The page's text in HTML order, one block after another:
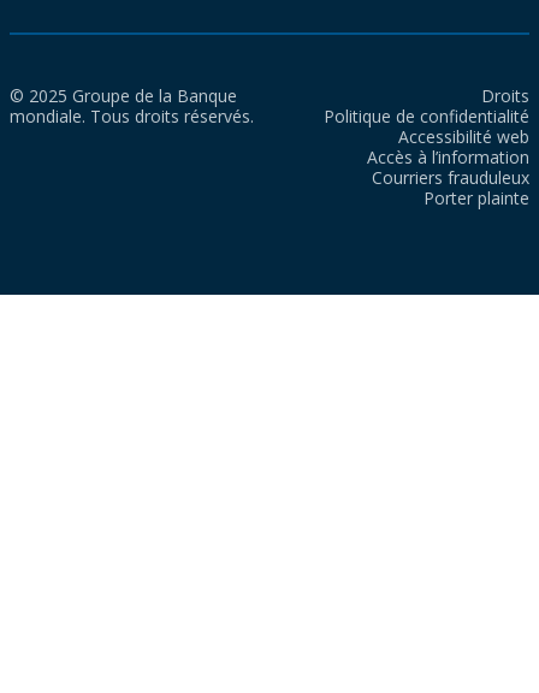
© 2025 Groupe de la Banque
mondiale. Tous droits réservés.
Droits
Politique de confidentialité
Accessibilité web
Accès à l’information
Courriers frauduleux
Porter plainte